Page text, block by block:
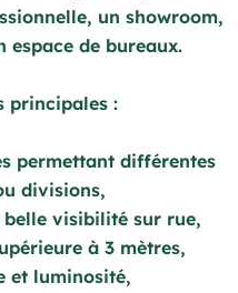
un showroom,
de bureaux.
principales :
permettant différentes
divisions,
visibilité sur rue,
à 3 mètres,
et luminosité,